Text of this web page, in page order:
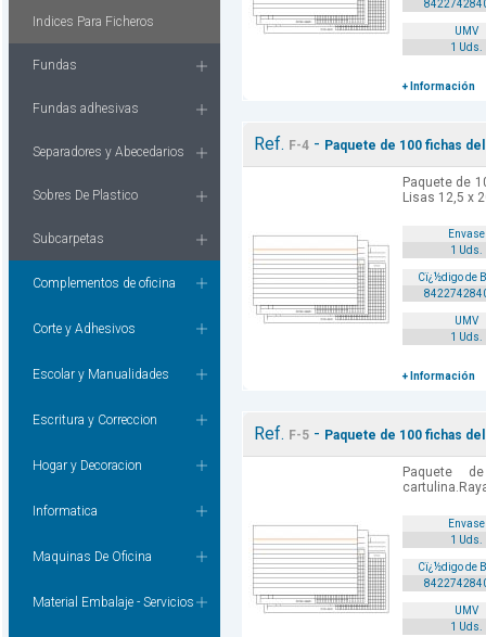
Indices Para Ficheros
Fundas
Fundas adhesivas
Separadores y Abecedarios
Sobres De Plastico
Subcarpetas
Complementos de oficina
Corte y Adhesivos
Escolar y Manualidades
Escritura y Correccion
Hogar y Decoracion
Informatica
Maquinas De Oficina
Material Embalaje - Servicios
UMV
1 Uds.
+ Información
Ref. F-4- Paquete de 100 fichas
Paquete de
Lisas 12,5 x
Envase
1 Uds.
Cï¿½digo de
UMV
1 Uds.
+ Información
Ref. F-5- Paquete de 100 fichas
Paquete
Envase
1 Uds.
Cï¿½digo de
UMV
1 Uds.